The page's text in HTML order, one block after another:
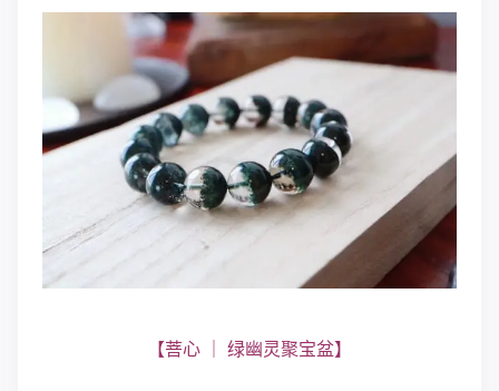
【菩心 ｜ 绿幽灵聚宝盆】